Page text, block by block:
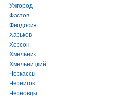
Ужгород
Фастов
Феодосия
Харьков
Херсон
Хмельник
Хмельницкий
Черкассы
Чернигов
Черновцы